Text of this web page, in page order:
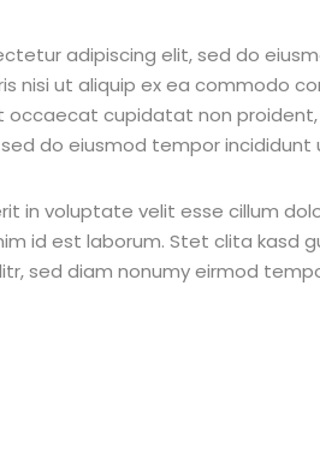
adipiscing elit, sed do
nisi ut aliquip ex ea commodo
occaecat cupidatat non
do eiusmod tempor
in voluptate velit esse cillum
id est laborum. Stet clita kasd
sed diam nonumy eirmod